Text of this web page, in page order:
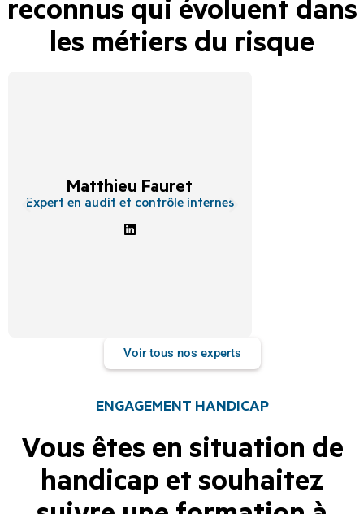
les métiers du risque
Matthieu Fauret
Expert en audit et contrôle internes
Voir tous nos experts
ENGAGEMENT HANDICAP
Vous êtes en situation de
handicap et souhaitez